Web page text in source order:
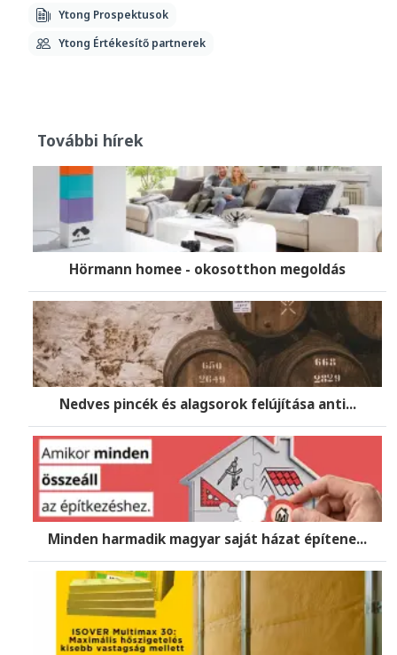
Ytong Prospektusok
Ytong Értékesítő partnerek
További hírek
Hörmann homee - okosotthon megoldás
Nedves pincék és alagsorok felújítása anti...
Minden harmadik magyar saját házat építene...